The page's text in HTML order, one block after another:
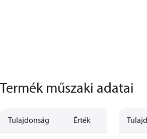
Termék műszaki adatai
Tulajdonság Érték